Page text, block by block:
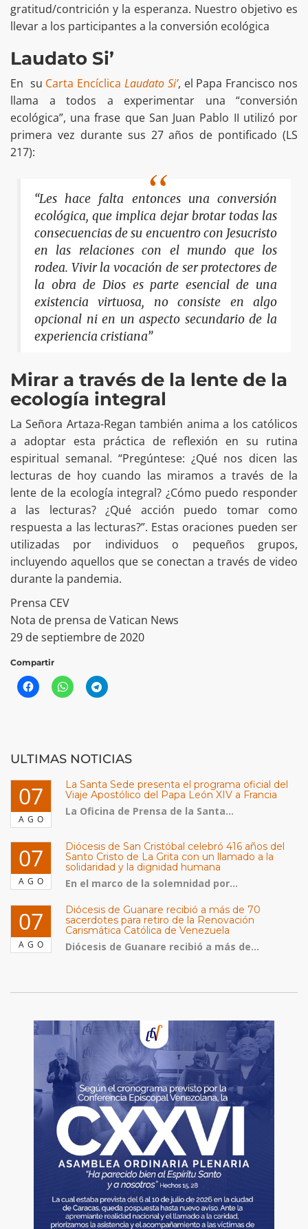
gratitud/contrición y la esperanza. Nuestro objetivo es
llevar a los participantes a la conversión ecológica
Laudato Si’
En su Carta EncíclicaLaudato Si’, el Papa Francisco nos
llama a todos a experimentar una “conversión
ecológica”, una frase que San Juan Pablo II utilizó por
primera vez durante sus 27 años de pontificado (LS
217):
“Les hace falta entonces una conversión
ecológica, que implica dejar brotar todas las
consecuencias de su encuentro con Jesucristo
en las relaciones con el mundo que los
rodea. Vivir la vocación de ser protectores de
la obra de Dios es parte esencial de una
existencia virtuosa, no consiste en algo
opcional ni en un aspecto secundario de la
experiencia cristiana”
Mirar a través de la lente de la
ecología integral
La Señora Artaza-Regan también anima a los católicos
a adoptar esta práctica de reflexión en su rutina
espiritual semanal. “Pregúntese: ¿Qué nos dicen las
lecturas de hoy cuando las miramos a través de la
lente de la ecología integral? ¿Cómo puedo responder
a las lecturas? ¿Qué acción puedo tomar como
respuesta a las lecturas?”. Estas oraciones pueden ser
utilizadas por individuos o pequeños grupos,
incluyendo aquellos que se conectan a través de video
durante la pandemia.
Prensa CEV
Nota de prensa de Vatican News
29 de septiembre de 2020
Compartir
ULTIMAS NOTICIAS
07
AGO
La Santa Sede presenta el programa oficial del
Viaje Apostólico del Papa León XIV a Francia
La Oficina de Prensa de la Santa...
07
AGO
Diócesis de San Cristóbal celebró 416 años del
Santo Cristo de La Grita con un llamado a la
solidaridad y la dignidad humana
En el marco de la solemnidad por...
07
AGO
Diócesis de Guanare recibió a más de 70
sacerdotes para retiro de la Renovación
Carismática Católica de Venezuela
Diócesis de Guanare recibió a más de...